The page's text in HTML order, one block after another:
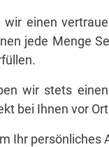
einen
jede Menge
wir stets
bei Ihnen vor
Ihr persönliches